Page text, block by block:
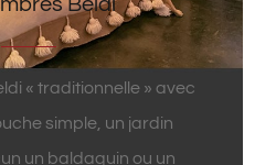
« traditionnelle » avec
simple, un jardin
un baldaquin ou un